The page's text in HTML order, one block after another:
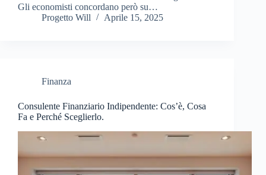
Gli economisti concordano però su…
Progetto Will
Aprile 15, 2025
Finanza
Consulente Finanziario Indipendente: Cos’è, Cosa
Fa e Perché Sceglierlo.